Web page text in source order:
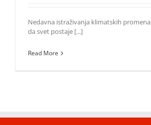
Nedavna istraživanja klimatskih
da svet postaje [...]
Read More